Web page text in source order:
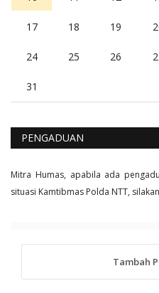
17 18 19
24 25 26
31
PENGADUAN
Mitra Humas, apabila ada
situasi Kamtibmas Polda NTT,
Tambah